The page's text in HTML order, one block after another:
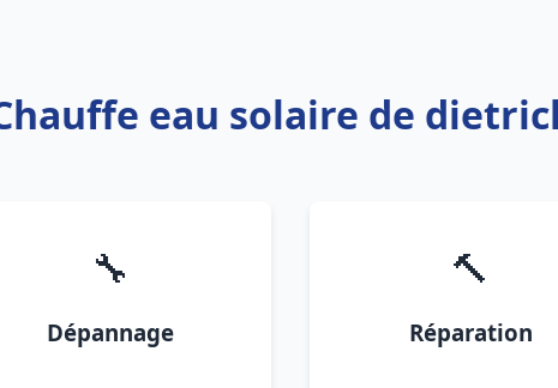
eau solaire de
🔧
Dépannage
🔨
Réparation